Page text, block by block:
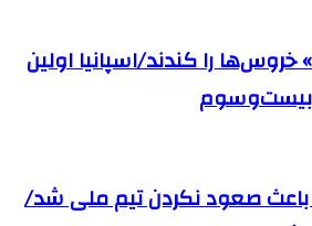
خروس‌ها را کندند/اسپانیا اولین
بیست‌وسوم
صعود نکردن تیم ملی شد/